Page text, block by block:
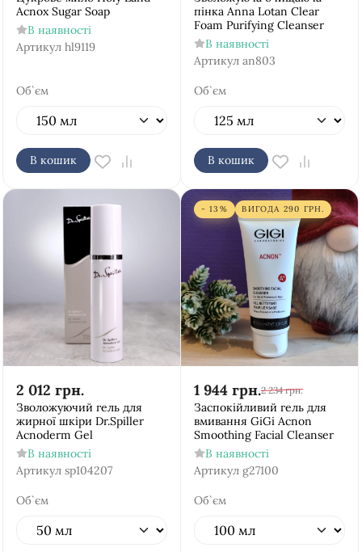
Acnox Sugar Soap
В наявності
Артикул hl9119
Об`єм
В кошик
пінка Anna Lotan Clear
Foam Purifying Cleanser
В наявності
Артикул an803
Об`єм
В кошик
2 012 грн.
Зволожуючий гель для
жирної шкіри Dr.Spiller
Acnoderm Gel
В наявності
Артикул sp104207
Об`єм
- 13% ВИГОДА 290 ГРН.
1 944 грн.2 234 грн.
Заспокійливий гель для
вмивання GiGi Acnon
Smoothing Facial Сleanser
В наявності
Артикул g27100
Об`єм